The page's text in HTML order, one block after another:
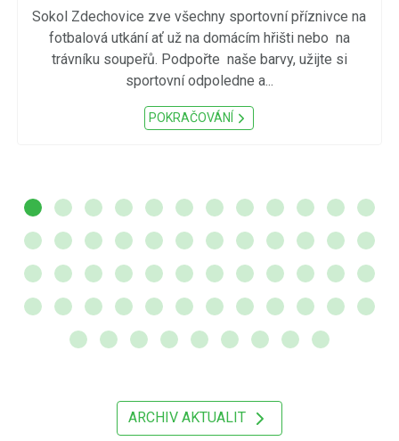
Sokol Zdechovice zve všechny sportovní příznivce na
fotbalová utkání ať už na domácím hřišti nebo na
trávníku soupeřů. Podpořte naše barvy, užijte si
sportovní odpoledne a...
POKRAČOVÁNÍ
ARCHIV AKTUALIT